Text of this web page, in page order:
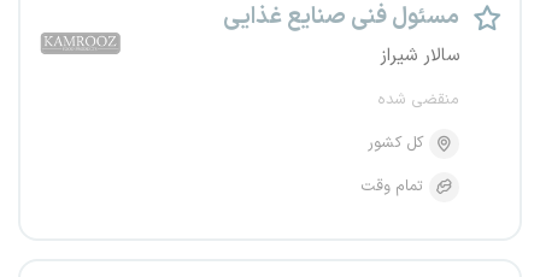
مسئول فنی صنایع غذایی
سالار شیراز
منقضی شده
کل کشور
تمام وقت